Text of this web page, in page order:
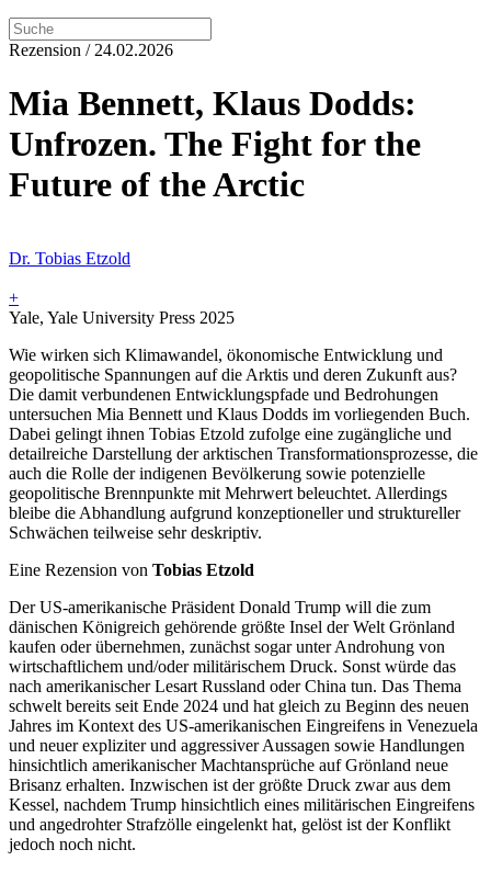
Rezension / 24.02.2026
Mia Bennett, Klaus Dodds:
Unfrozen. The Fight for the
Future of the Arctic
Dr. Tobias Etzold
+
Yale, Yale University Press 2025
Wie wirken sich Klimawandel, ökonomische Entwicklung und
geopolitische Spannungen auf die Arktis und deren Zukunft aus?
Die damit verbundenen Entwicklungspfade und Bedrohungen
untersuchen Mia Bennett und Klaus Dodds im vorliegenden Buch.
Dabei gelingt ihnen Tobias Etzold zufolge eine zugängliche und
detailreiche Darstellung der arktischen Transformationsprozesse, die
auch die Rolle der indigenen Bevölkerung sowie potenzielle
geopolitische Brennpunkte mit Mehrwert beleuchtet. Allerdings
bleibe die Abhandlung aufgrund konzeptioneller und struktureller
Schwächen teilweise sehr deskriptiv.
Eine Rezension von Tobias Etzold
Der US-amerikanische Präsident Donald Trump will die zum
dänischen Königreich gehörende größte Insel der Welt Grönland
kaufen oder übernehmen, zunächst sogar unter Androhung von
wirtschaftlichem und/oder militärischem Druck. Sonst würde das
nach amerikanischer Lesart Russland oder China tun. Das Thema
schwelt bereits seit Ende 2024 und hat gleich zu Beginn des neuen
Jahres im Kontext des US-amerikanischen Eingreifens in Venezuela
und neuer expliziter und aggressiver Aussagen sowie Handlungen
hinsichtlich amerikanischer Machtansprüche auf Grönland neue
Brisanz erhalten. Inzwischen ist der größte Druck zwar aus dem
Kessel, nachdem Trump hinsichtlich eines militärischen Eingreifens
und angedrohter Strafzölle eingelenkt hat, gelöst ist der Konflikt
jedoch noch nicht.